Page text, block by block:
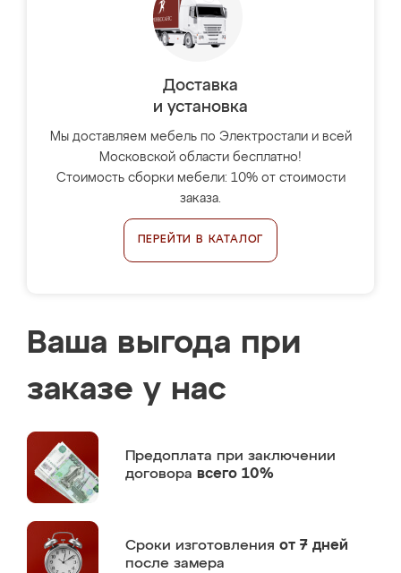
Доставка
и установка
Мы доставляем мебель по Электростали и всей
Московской области бесплатно!
Стоимость сборки мебели: 10% от стоимости
заказа.
ПЕРЕЙТИ В КАТАЛОГ
Ваша выгода при
заказе у нас
Предоплата при заключении
договора всего 10%
Сроки изготовления от 7 дней
после замера